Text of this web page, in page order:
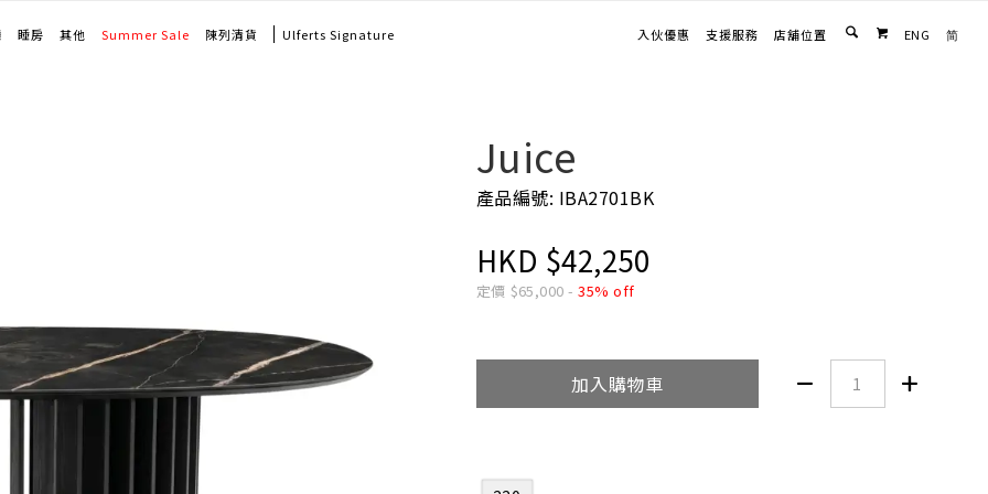
入伙優惠 支援服務 店舖位置  ENG 简
睡房 其他 Summer Sale 陳列清貨 Ulferts Signature
Juice
產品編號: IBA2701BK
HKD $42,250
定價 $65,000 -35% off
加入購物車  